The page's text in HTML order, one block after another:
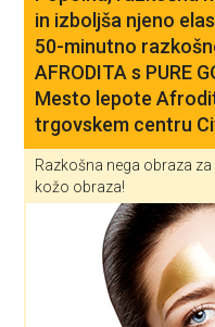
in izboljša njeno
50-minutno
AFRODITA s PURE
Mesto lepote
trgovskem centru
Razkošna nega obraza
kožo obraza!